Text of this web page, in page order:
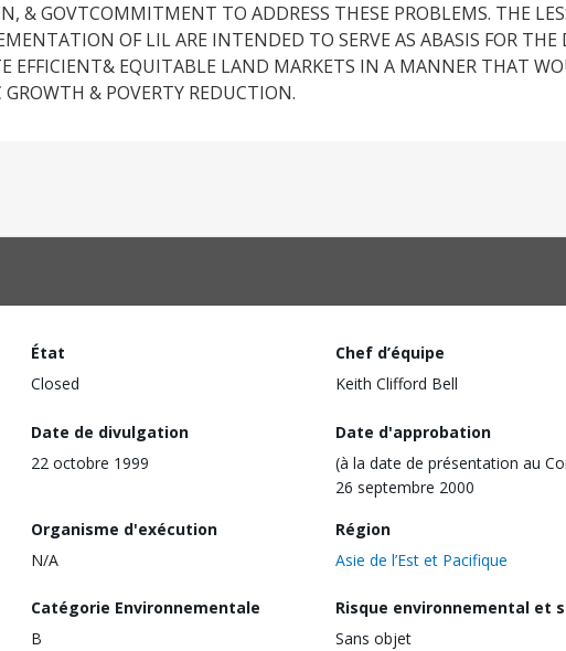
& GOVTCOMMITMENT TO ADDRESS THESE PROBLEMS. THE
OF LIL ARE INTENDED TO SERVE AS ABASIS FOR THE
EFFICIENT& EQUITABLE LAND MARKETS IN A MANNER THAT
& POVERTY REDUCTION.
État
Closed
Chef d’équipe
Keith Clifford Bell
Date de divulgation
22 octobre 1999
Date d'approbation
(à la date de présentation au
26 septembre 2000
Organisme d'exécution
N/A
Région
Asie de l’Est et Pacifique
Catégorie Environnementale
B
Risque environnemental et
Sans objet